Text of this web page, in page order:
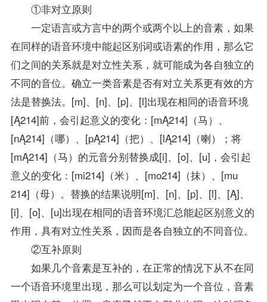
①非对立原则
一定语言或方言中的两个或两个以上的音素，如果
在同样的语音环境中能起区别词或语素的作用，那么它
们之间的关系就是对立性关系，就可能成为各自独立的
不同的音位。确立一类音素是否有对立关系更有效的方
法是替换法。[m]、[n]、[p]、[l]出现在相同的语音环境
[Ą214]前，会引起意义的变化：[mĄ214]（马）、
[nĄ214]（哪）、[pĄ214]（把）、[lĄ214]（喇）；将
[mĄ214]（马）的元音分别替换成[i]、[o]、[u]，会引起
意义的变化：[mi214]（米）、[mo214]（抹）、[mu
214]（母）。替换的结果说明[m]、[n]、[p]、[l]、[Ą]、
[i]、[o]、[u]出现在相同的语音环境汇总能起区别意义的
作用，具有对立性关系，因而是各自独立的不同音位。
②互补原则
如果几个音素是互补的，在正常的情况下从不在同
一个语音环境里出现，那么可以划定为一个音位，音素